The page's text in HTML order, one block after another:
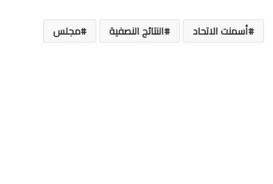
أسمنت الاتحاد النتائج النصفية مجلس